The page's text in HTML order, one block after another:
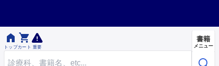

トップ

カート 重要
書籍
メニュー